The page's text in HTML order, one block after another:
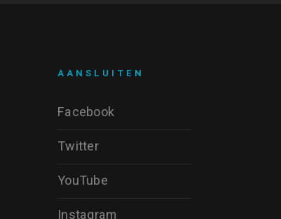
AANSLUITEN
Facebook
Twitter
YouTube
Instagram